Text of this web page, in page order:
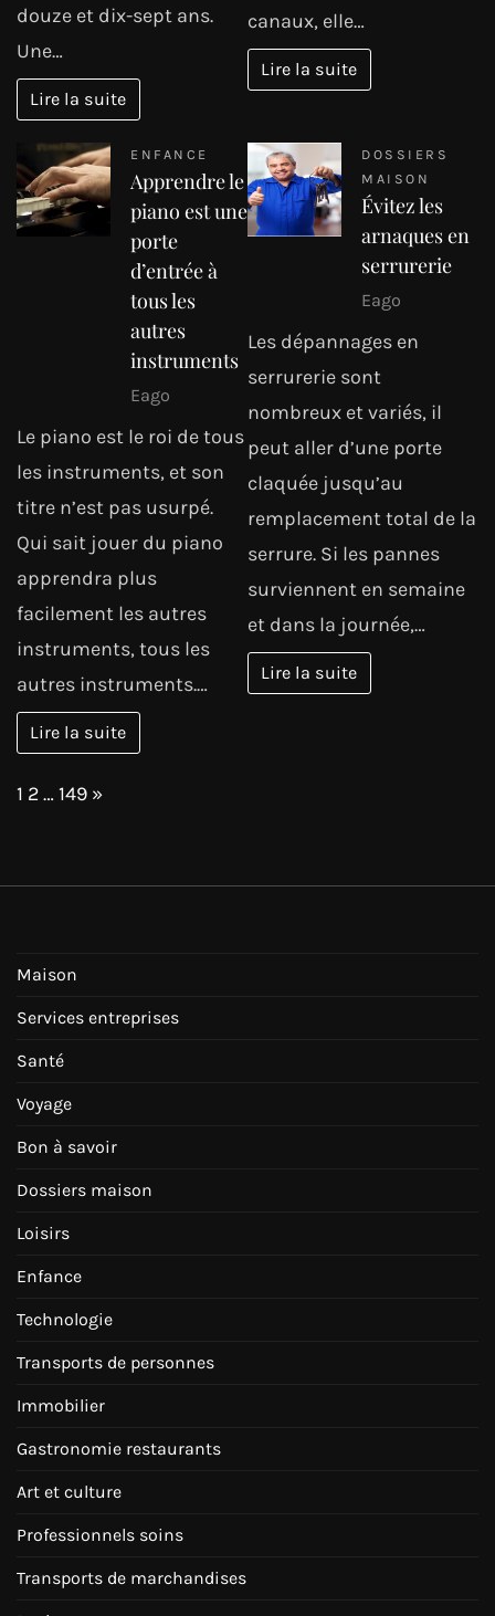
douze et dix-sept ans.
Une…
Lire la suite
canaux, elle…
Lire la suite
ENFANCE
Apprendre le
piano est une
porte
d’entrée à
tous les
autres
instruments
Eago
Le piano est le roi de tous
les instruments, et son
titre n’est pas usurpé.
Qui sait jouer du piano
apprendra plus
facilement les autres
instruments, tous les
autres instruments.…
Lire la suite
DOSSIERS
MAISON
Évitez les
arnaques en
serrurerie
Eago
Les dépannages en
serrurerie sont
nombreux et variés, il
peut aller d’une porte
claquée jusqu’au
remplacement total de la
serrure. Si les pannes
surviennent en semaine
et dans la journée,…
Lire la suite
Page:
1 2…149 Next
»
Maison
Services entreprises
Santé
Voyage
Bon à savoir
Dossiers maison
Loisirs
Enfance
Technologie
Transports de personnes
Immobilier
Gastronomie restaurants
Art et culture
Professionnels soins
Transports de marchandises